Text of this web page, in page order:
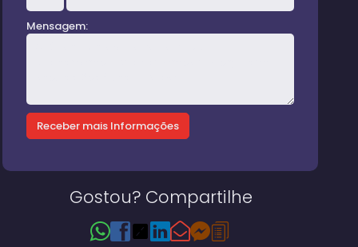
Mensagem:
Gostou? Compartilhe